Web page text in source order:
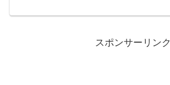
スポンサーリンク